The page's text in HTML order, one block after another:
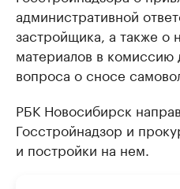
административной
застройщика, а также о
материалов в комиссию
вопроса о сносе
РБК Новосибирск
Госстройнадзор и
и постройки на нем.